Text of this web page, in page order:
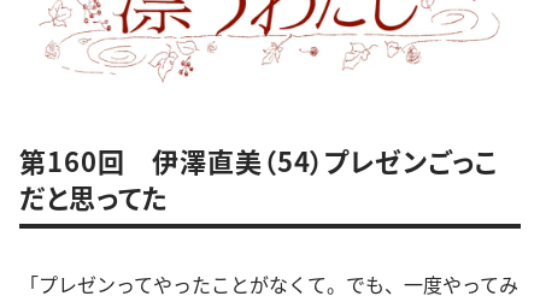
第160回 伊澤直美（54）プレゼンごっこ
だと思ってた
「プレゼンってやったことがなくて。でも、一度やってみ